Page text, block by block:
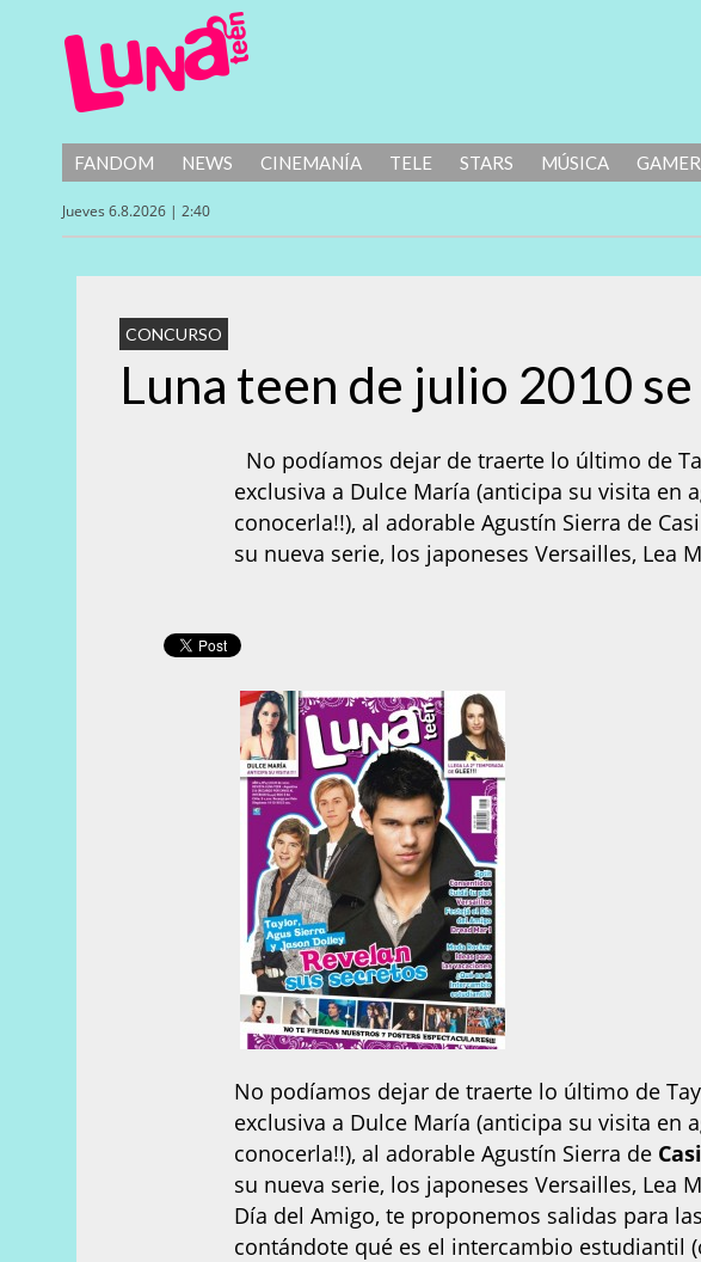
FANDOM NEWS CINEMANÍA TELE STARS MÚSICA GAMER
Jueves 6.8.2026 | 2:40
CONCURSO
Luna teen de julio 2010
No podíamos dejar de traerte lo último de
exclusiva a Dulce María (anticipa su visita en
conocerla!!), al adorable Agustín Sierra de
su nueva serie, los japoneses Versailles, Lea
No podíamos dejar de traerte lo último de
exclusiva a Dulce María (anticipa su visita en
conocerla!!), al adorable Agustín Sierra de
su nueva serie, los japoneses Versailles, Lea
Día del Amigo, te proponemos salidas para
contándote qué es el intercambio estudiantil